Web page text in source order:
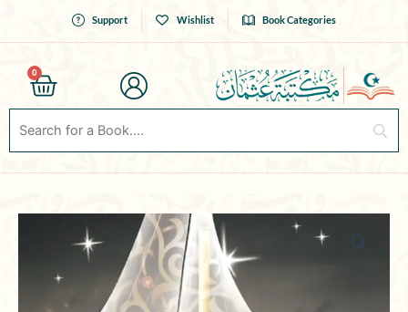
Support Wishlist Book Categories
0
Cart